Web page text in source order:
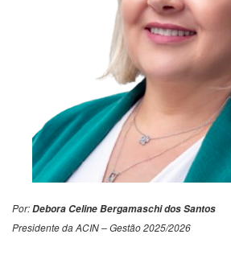
Por:Debora Celine Bergamaschi dos Santos
Presidente da ACIN – Gestão 2025/2026